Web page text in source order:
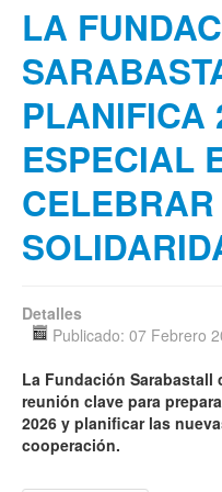
LA
PLANIFICA
ESPECIAL
Detalles
Publicado: 07 Febrero
La Fundación Sarabastall
reunión clave para
2026 y planificar las
cooperación.